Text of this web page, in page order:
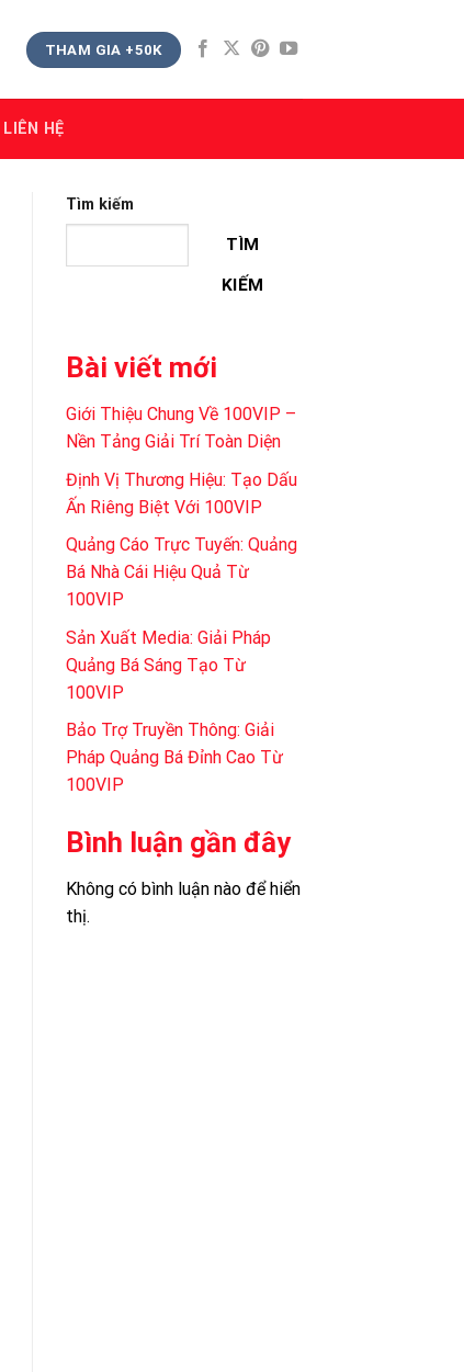
THAM GIA +50K
LIÊN HỆ
Tìm kiếm
TÌM
KIẾM
Bài viết mới
Giới Thiệu Chung Về 100VIP –
Nền Tảng Giải Trí Toàn Diện
Định Vị Thương Hiệu: Tạo Dấu
Ấn Riêng Biệt Với 100VIP
Quảng Cáo Trực Tuyến: Quảng
Bá Nhà Cái Hiệu Quả Từ
100VIP
Sản Xuất Media: Giải Pháp
Quảng Bá Sáng Tạo Từ
100VIP
Bảo Trợ Truyền Thông: Giải
Pháp Quảng Bá Đỉnh Cao Từ
100VIP
Bình luận gần đây
Không có bình luận nào để hiển
thị.